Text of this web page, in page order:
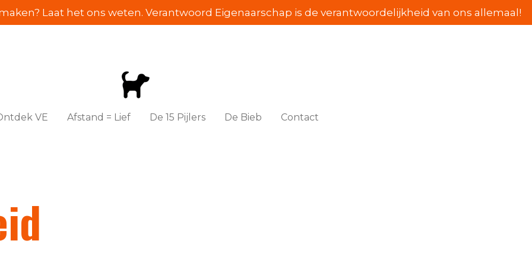
Laat het ons weten. Verantwoord Eigenaarschap is de verantwoordelijkheid van ons allemaal!
VE Afstand = Lief De 15 Pijlers De Bieb Contact